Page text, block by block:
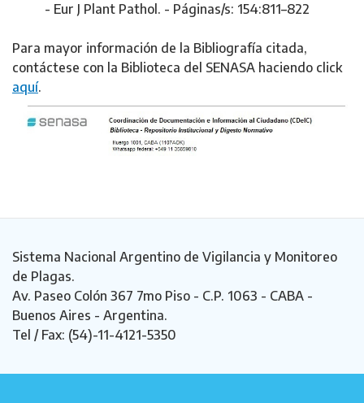
- Eur J Plant Pathol. - Páginas/s: 154:811–822
Para mayor información de la Bibliografía citada,
contáctese con la Biblioteca del SENASA haciendo click
aquí.
Sistema Nacional Argentino de Vigilancia y Monitoreo
de Plagas.
Av. Paseo Colón 367 7mo Piso - C.P. 1063 - CABA -
Buenos Aires - Argentina.
Tel / Fax: (54)-11-4121-5350